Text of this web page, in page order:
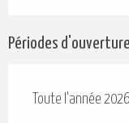
Périodes d'ouverture
Toute l'année 2026